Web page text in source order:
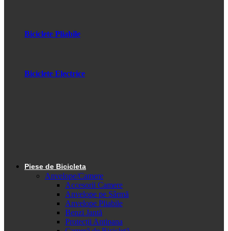
Biciclete Pliabile
Biciclete Electrice
Piese de Bicicleta
Anvelope/Camere
Accesorii Camere
Anvelope pe Sârmă
Anvelope Pliabile
Benzi Jantă
Protecții Antipana